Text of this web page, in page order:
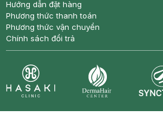
Hướng dẫn đặt hàng
Phương thức thanh toán
Phương thức vận chuyển
Chính sách đổi trả